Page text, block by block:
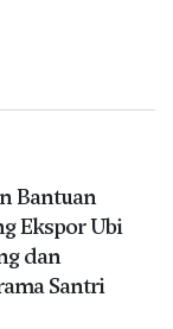
Bantuan
Ekspor Ubi
dan
Santri